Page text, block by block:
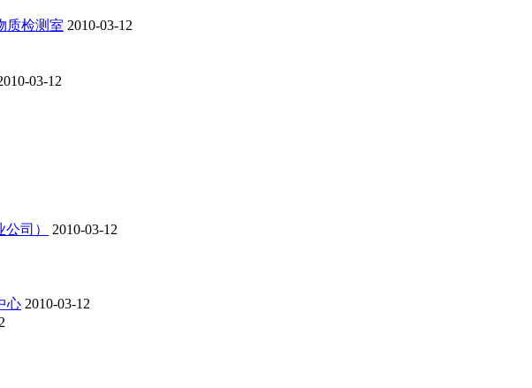
质检测室 2010-03-12
03-12
司）
2010-03-12
心 2010-03-12